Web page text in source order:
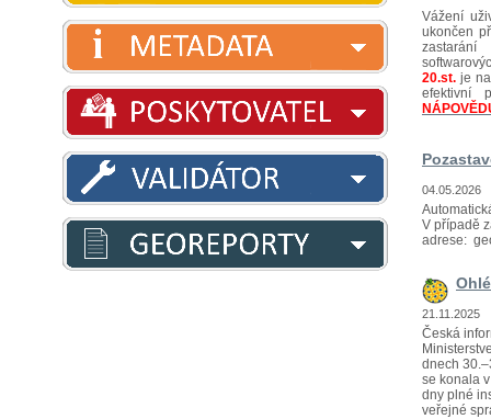
Vážení
ukončen
20.st. je
efektivní
04.05.2026
V případě
adrese:
21.11.2025
Česká
dnech
se konala
dny plné
veřejné